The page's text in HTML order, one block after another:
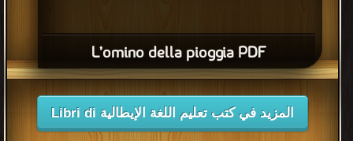
L’omino della pioggia PDF
المزيد في كتب تعليم اللغة الإيطالية Libri di